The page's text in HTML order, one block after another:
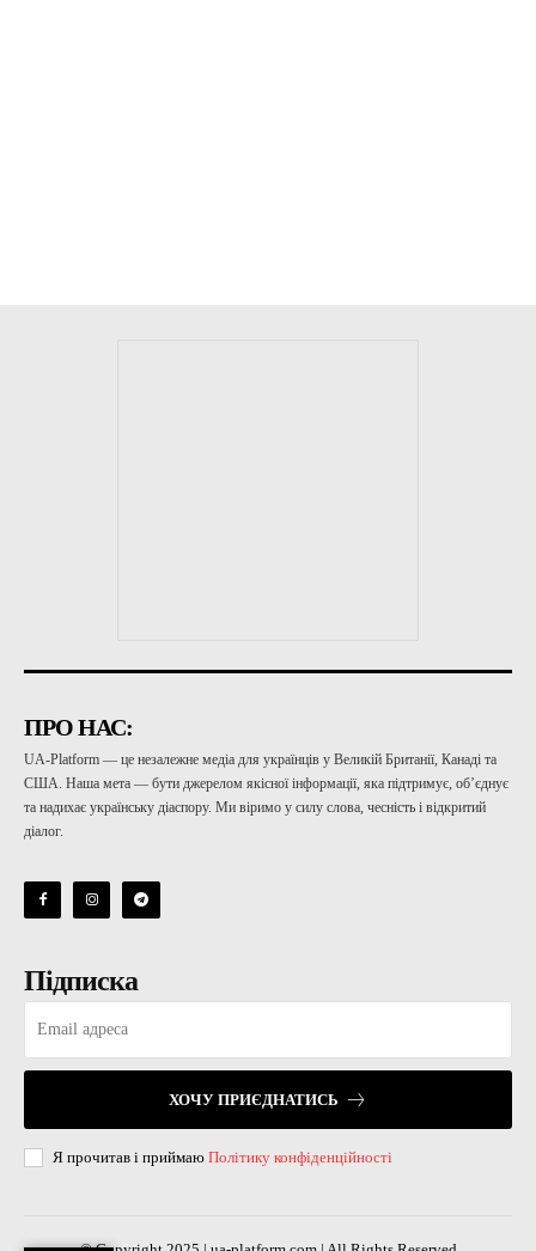
ПРО НАС:
UA-Platform — це незалежне медіа для українців у Великій Британії, Канаді та
США. Наша мета — бути джерелом якісної інформації, яка підтримує, об’єднує
та надихає українську діаспору. Ми віримо у силу слова, чесність і відкритий
діалог.
Підписка
ХОЧУ ПРИЄДНАТИСЬ
Я прочитав і приймаю Політику конфіденційності